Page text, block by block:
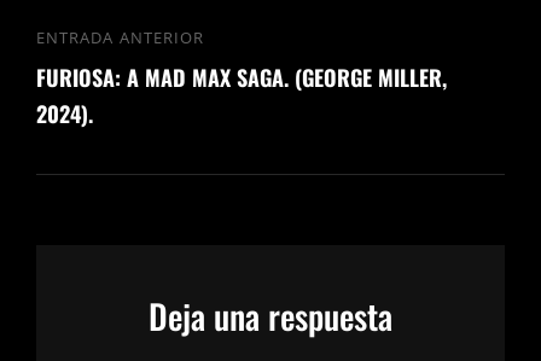
Entrada
anterior
ENTRADA ANTERIOR
FURIOSA: A MAD MAX SAGA. (GEORGE MILLER,
2024).
Deja una respuesta